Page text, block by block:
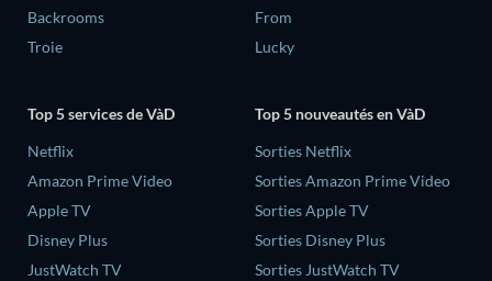
Backrooms
Troie
From
Lucky
Top 5 services de VàD
Netflix
Amazon Prime Video
Apple TV
Disney Plus
JustWatch TV
Top 5 nouveautés en VàD
Sorties Netflix
Sorties Amazon Prime Video
Sorties Apple TV
Sorties Disney Plus
Sorties JustWatch TV